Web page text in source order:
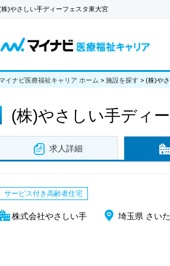
株)やさしい手ディーフェスタ東大宮
マイナビ医療福祉キャリア ホーム > 施設を探す > (株)や
(株)やさしい手ディ
求人詳細
サービス付き高齢者住宅
株式会社やさしい手 埼玉県 さい